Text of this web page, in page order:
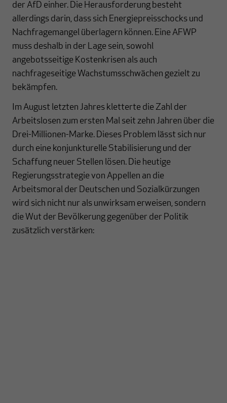
der AfD einher. Die Herausforderung besteht
allerdings darin, dass sich Energiepreisschocks und
Nachfragemangel überlagern können. Eine AFWP
muss deshalb in der Lage sein, sowohl
angebotsseitige Kostenkrisen als auch
nachfrageseitige Wachstumsschwächen gezielt zu
bekämpfen.
Im August letzten Jahres kletterte die Zahl der
Arbeitslosen zum ersten Mal seit zehn Jahren über die
Drei-Millionen-Marke. Dieses Problem lässt sich nur
durch eine konjunkturelle Stabilisierung und der
Schaffung neuer Stellen lösen. Die heutige
Regierungsstrategie von Appellen an die
Arbeitsmoral der Deutschen und Sozialkürzungen
wird sich nicht nur als unwirksam erweisen, sondern
die Wut der Bevölkerung gegenüber der Politik
zusätzlich verstärken: